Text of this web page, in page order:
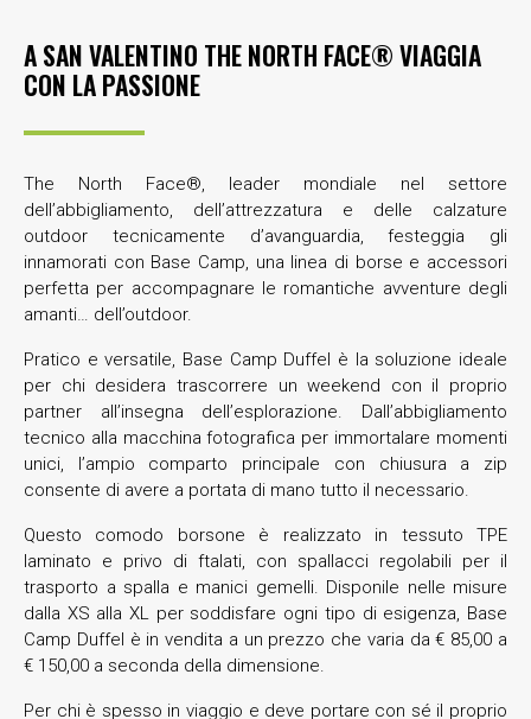
A SAN VALENTINO THE NORTH FACE® VIAGGIA
CON LA PASSIONE
The North Face®, leader mondiale nel settore
dell’abbigliamento, dell’attrezzatura e delle calzature
outdoor tecnicamente d’avanguardia, festeggia gli
innamorati con Base Camp, una linea di borse e accessori
perfetta per accompagnare le romantiche avventure degli
amanti… dell’outdoor.
Pratico e versatile, Base Camp Duffel è la soluzione ideale
per chi desidera trascorrere un weekend con il proprio
partner all’insegna dell’esplorazione. Dall’abbigliamento
tecnico alla macchina fotografica per immortalare momenti
unici, l’ampio comparto principale con chiusura a zip
consente di avere a portata di mano tutto il necessario.
Questo comodo borsone è realizzato in tessuto TPE
laminato e privo di ftalati, con spallacci regolabili per il
trasporto a spalla e manici gemelli. Disponile nelle misure
dalla XS alla XL per soddisfare ogni tipo di esigenza, Base
Camp Duffel è in vendita a un prezzo che varia da € 85,00 a
€ 150,00 a seconda della dimensione.
Per chi è spesso in viaggio e deve portare con sé il proprio